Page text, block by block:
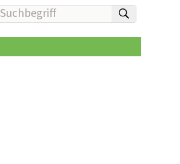
Suchbegriff(e) eingeben